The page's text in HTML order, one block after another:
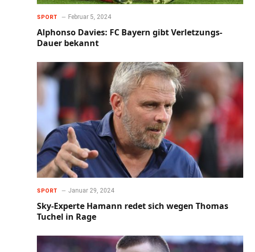
SPORT Februar 5, 2024
Alphonso Davies: FC Bayern gibt Verletzungs-
Dauer bekannt
SPORT Januar 29, 2024
Sky-Experte Hamann redet sich wegen Thomas
Tuchel in Rage